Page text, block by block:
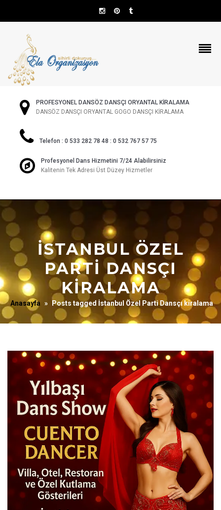
PROFESYONEL DANSÖZ DANSÇI ORYANTAL KİRALAMA
DANSÖZ DANSÇI ORYANTAL GOGO DANSÇI KİRALAMA
Telefon : 0 533 282 78 48 : 0 532 767 57 75
Profesyonel Dans Hizmetini 7/24 Alabilirsiniz
Kalitenin Tek Adresi Üst Düzey Hizmetler
İSTANBUL ÖZEL
PARTI DANSÇI
KIRALAMA
Anasayfa » Posts tagged İstanbul Özel Parti Dansçı kiralama